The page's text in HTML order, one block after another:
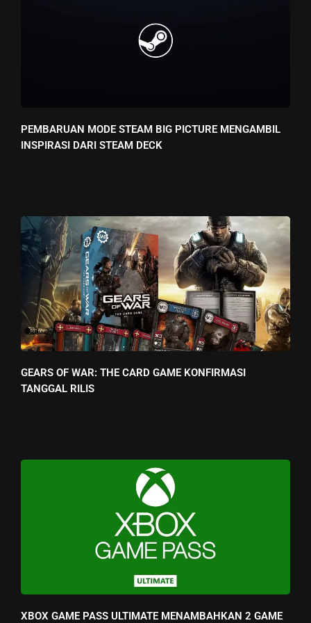
PEMBARUAN MODE STEAM BIG PICTURE MENGAMBIL
INSPIRASI DARI STEAM DECK
GEARS OF WAR: THE CARD GAME KONFIRMASI
TANGGAL RILIS
XBOX GAME PASS ULTIMATE MENAMBAHKAN 2 GAME